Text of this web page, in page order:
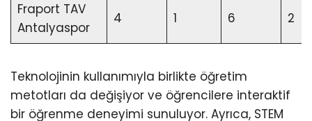
Fraport TAV
Antalyaspor
4 1 6 2
Teknolojinin kullanımıyla birlikte öğretim
metotları da değişiyor ve öğrencilere interaktif
bir öğrenme deneyimi sunuluyor. Ayrıca, STEM